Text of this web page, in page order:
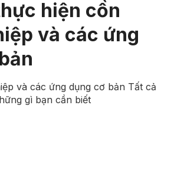
hiện cồn
và các ứng